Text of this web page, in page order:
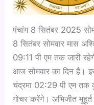
पंचांग 8 सितंबर 2025
8 सितंबर सोमवार मास
09:11 पी एम तक जारी
आज सोमवार का दिन है।
चंद्रमा 02:29 पी एम तक
गोचर करेंगे। अभिजीत